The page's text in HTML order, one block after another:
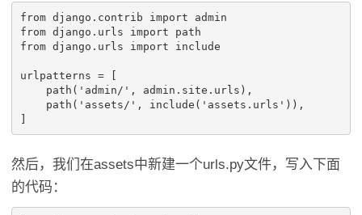
from django.contrib import
admin
from django.urls import
path
from django.urls import include
urlpatterns =
[
path ( 'admin/' , admin . site . urls ),
path ( 'assets/' , include ( 'assets.urls' )),
]
然后，我们在assets中新建一个urls.py文件，写入下面
的代码：